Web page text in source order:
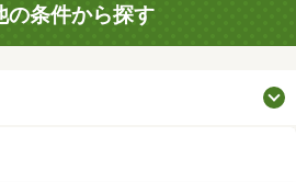
の条件から探す